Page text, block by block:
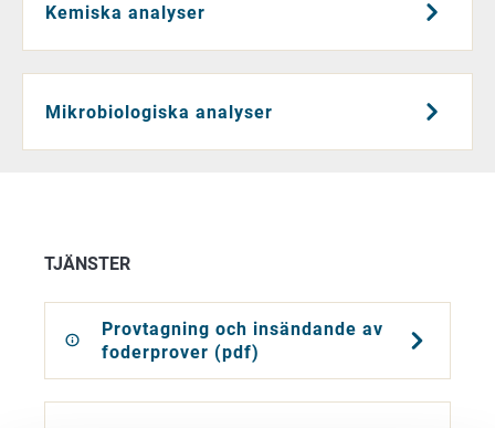
Kemiska analyser
Mikrobiologiska analyser
TJÄNSTER
Provtagning och insändande av
foderprover (pdf)